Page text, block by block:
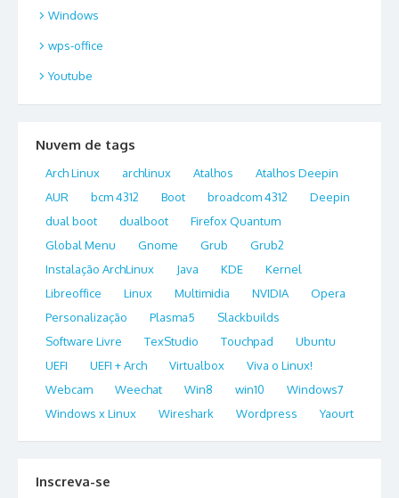
Windows
wps-office
Youtube
Nuvem de tags
Arch Linux archlinux Atalhos
Atalhos Deepin
AUR
bcm 4312 Boot broadcom 4312
Deepin
dual boot
dualboot
Firefox Quantum
Global Menu
Gnome Grub
Grub2
Instalação ArchLinux
Java KDE
Kernel
Libreoffice
Linux Multimidia NVIDIA
Opera
Personalização
Plasma5
Slackbuilds
Software Livre
TexStudio Touchpad
Ubuntu
UEFI
UEFI + Arch Virtualbox
Viva o Linux!
Webcam
Weechat Win8 win10
Windows7
Windows x Linux
Wireshark Wordpress Yaourt
Inscreva-se